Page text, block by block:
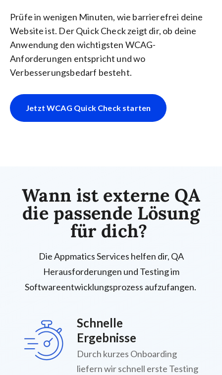
Prüfe in wenigen Minuten, wie barrierefrei deine
Website ist. Der Quick Check zeigt dir, ob deine
Anwendung den wichtigsten WCAG-
Anforderungen entspricht und wo
Verbesserungsbedarf besteht.
Jetzt WCAG Quick Check starten
Wann ist externe QA
die passende Lösung
für dich?
Die Appmatics Services helfen dir, QA
Herausforderungen und Testing im
Softwareentwicklungsprozess aufzufangen.
Schnelle
Ergebnisse
Durch kurzes Onboarding
liefern wir schnell erste Testing